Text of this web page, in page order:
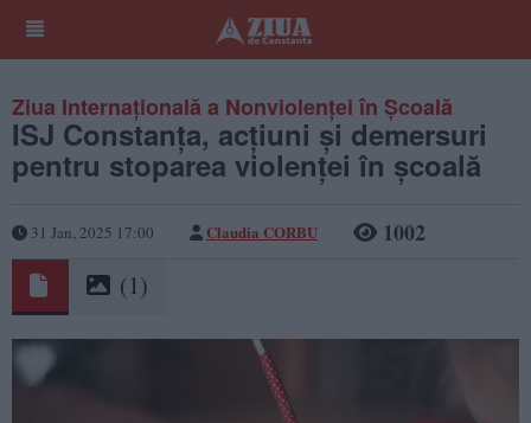
Ziua Internațională a Nonviolenței în Școală
ISJ Constanța, acțiuni și demersuri
pentru stoparea violenței în școală
31 Jan, 2025 17:00 Claudia CORBU 1002
(1)